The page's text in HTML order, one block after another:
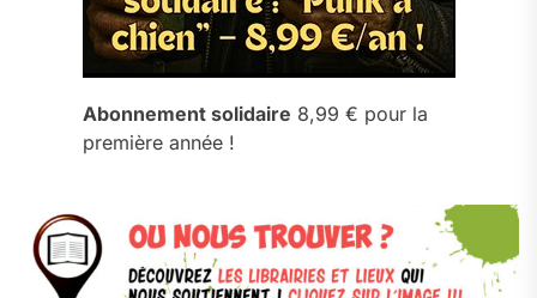
Abonnement solidaire 8,99 € pour la
première année !